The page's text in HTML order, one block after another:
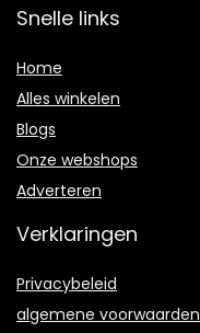
Snelle links
Home
Alles winkelen
Blogs
Onze webshops
Adverteren
Verklaringen
Privacybeleid
algemene voorwaarden